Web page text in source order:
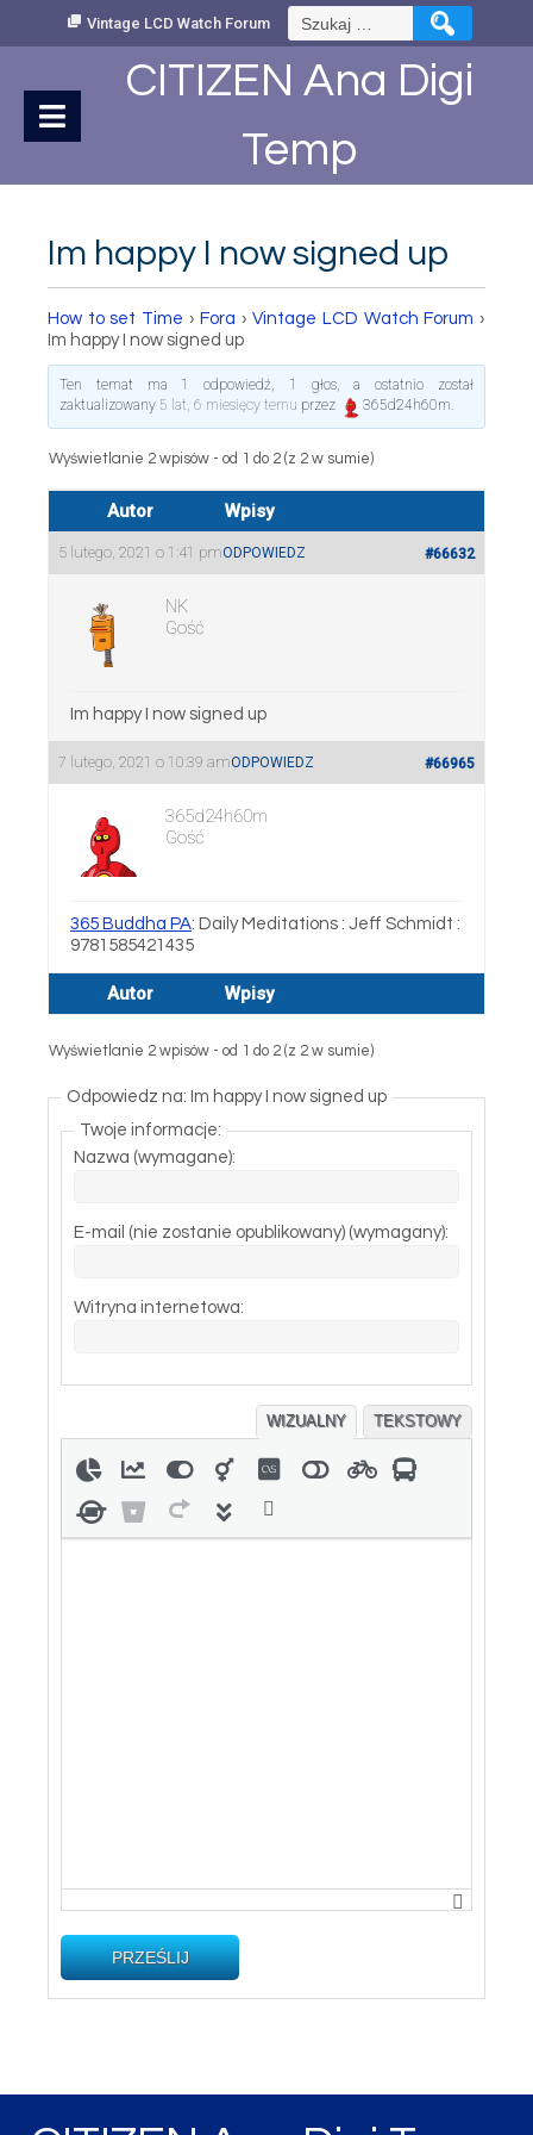
Vintage LCD Watch Forum Szukaj:
CITIZEN Ana Digi
Temp
Im happy I now signed up
How to set Time › Fora › Vintage LCD Watch Forum ›
Im happy I now signed up
Ten temat ma 1 odpowiedź, 1 głos, a ostatnio został
zaktualizowany 5 lat, 6 miesięcy temu przez 365d24h60m.
Wyświetlanie 2 wpisów - od 1 do 2 (z 2 w sumie)
Autor Wpisy
5 lutego, 2021 o 1:41 pm #66632
ODPOWIEDZ
NK
Gość
Im happy I now signed up
7 lutego, 2021 o 10:39 am #66965
ODPOWIEDZ
365d24h60m
Gość
365 Buddha PA: Daily Meditations : Jeff Schmidt :
9781585421435
Autor Wpisy
Wyświetlanie 2 wpisów - od 1 do 2 (z 2 w sumie)
Odpowiedz na: Im happy I now signed up
Twoje informacje:
Nazwa (wymagane):
E-mail (nie zostanie opublikowany) (wymagany):
Witryna internetowa:
WIZUALNY TEKSTOWY
PRZEŚLIJ